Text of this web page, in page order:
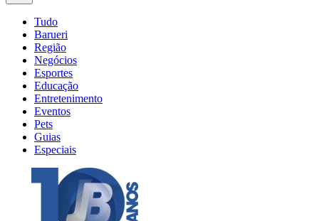
Tudo
Barueri
Região
Negócios
Esportes
Educação
Entretenimento
Eventos
Pets
Guias
Especiais
Explore Tudo
Últimas Notícias
Previsão do Tempo
Trânsito e Rotas